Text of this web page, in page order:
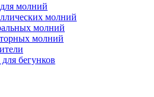
молний
молний
молний
молний
бегунков